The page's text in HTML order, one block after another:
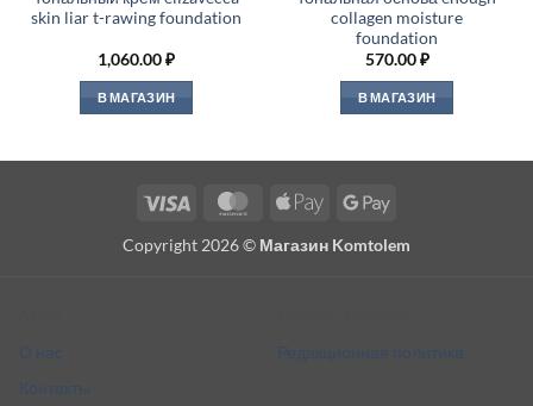
skin liar t-rawing foundation
1,060.00₽
В МАГАЗИН
collagen moisture
foundation
570.00₽
В МАГАЗИН
Visa MasterCardApple
Google
Copyright 2026 © Магазин Komtolem
О нас
Контакты
Редакционная политика